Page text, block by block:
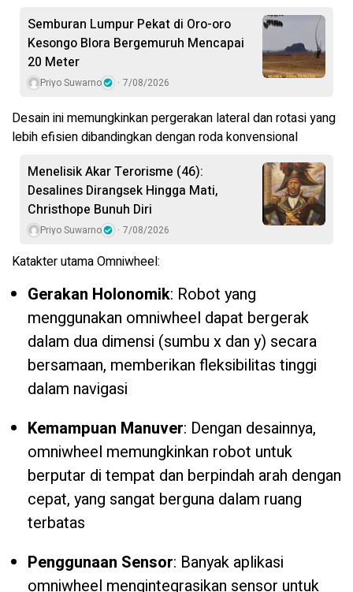
Semburan Lumpur Pekat di Oro-oro
Kesongo Blora Bergemuruh Mencapai
20 Meter
Priyo Suwarno 7/08/2026
Desain ini memungkinkan pergerakan lateral dan rotasi yang
lebih efisien dibandingkan dengan roda konvensional
Menelisik Akar Terorisme (46):
Desalines Dirangsek Hingga Mati,
Christhope Bunuh Diri
Priyo Suwarno 7/08/2026
Katakter utama Omniwheel:
Gerakan Holonomik: Robot yang
menggunakan omniwheel dapat bergerak
dalam dua dimensi (sumbu x dan y) secara
bersamaan, memberikan fleksibilitas tinggi
dalam navigasi
Kemampuan Manuver: Dengan desainnya,
omniwheel memungkinkan robot untuk
berputar di tempat dan berpindah arah dengan
cepat, yang sangat berguna dalam ruang
terbatas
Penggunaan Sensor: Banyak aplikasi
omniwheel mengintegrasikan sensor untuk